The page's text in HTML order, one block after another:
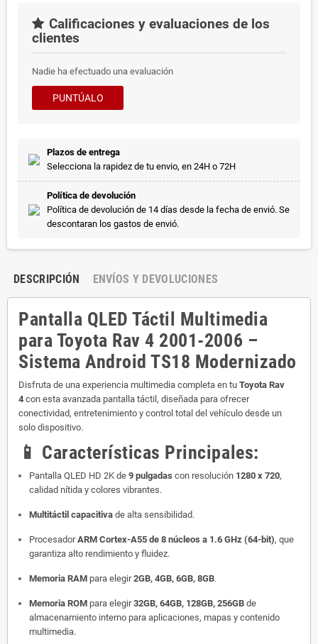
Calificaciones y evaluaciones de los
clientes
Nadie ha efectuado una evaluación
PUNTÚALO
Plazos de entrega
Selecciona la rapidez de tu envio, en 24H o 72H
Política de devolución
Política de devolución de 14 días desde la fecha de envió. Se
descontaran los gastos de envió.
DESCRIPCIÓN ENVÍOS Y DEVOLUCIONES
Pantalla QLED Táctil Multimedia
para Toyota Rav 4 2001-2006 –
Sistema Android TS18 Modernizado
Disfruta de una experiencia multimedia completa en tu Toyota Rav
4 con esta avanzada pantalla táctil, diseñada para ofrecer
conectividad, entretenimiento y control total del vehículo desde un
solo dispositivo.
📱 Características Principales:
Pantalla QLED HD 2K de 9 pulgadas con resolución 1280 x 720,
calidad nítida y colores vibrantes.
Multitáctil capacitiva de alta sensibilidad.
ProcesadorARM Cortex-A55 de 8 núcleos a 1.6 GHz (64-bit), que
garantiza alto rendimiento y fluidez.
Memoria RAM para elegir2GB, 4GB, 6GB, 8GB.
Memoria ROM para elegir32GB, 64GB, 128GB, 256GB de
almacenamiento interno para aplicaciones, mapas y contenido
multimedia.